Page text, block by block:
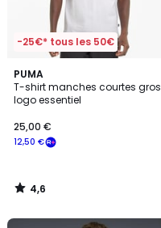
-25€* tous les 50€
PUMA
T-shirt manches courtes gros
logo essentiel
12,50 €
25,00 €
4,6
/ 5
4,6
/